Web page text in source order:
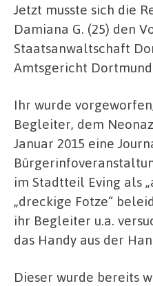
Jetzt musste sich die
Damiana G. (25) den
Staatsanwaltschaft
Amtsgericht
Ihr wurde
Begleiter, dem
Januar 2015 eine
im Stadtteil Eving als
„dreckige Fotze“
ihr Begleiter u.a.
das Handy aus der
Dieser wurde bereits